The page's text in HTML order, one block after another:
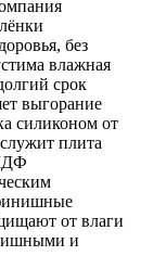
без
влажная
срок
выгорание
силиконом от
плита
от влаги
и